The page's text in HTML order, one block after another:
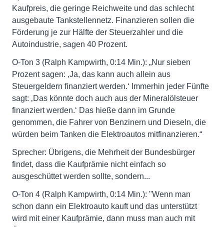
Kaufpreis, die geringe Reichweite und das schlecht
ausgebaute Tankstellennetz. Finanzieren sollen die
Förderung je zur Hälfte der Steuerzahler und die
Autoindustrie, sagen 40 Prozent.
O-Ton 3 (Ralph Kampwirth, 0:14 Min.): „Nur sieben
Prozent sagen: ‚Ja, das kann auch allein aus
Steuergeldern finanziert werden.‘ Immerhin jeder Fünfte
sagt: ‚Das könnte doch auch aus der Mineralölsteuer
finanziert werden.‘ Das hieße dann im Grunde
genommen, die Fahrer von Benzinern und Dieseln, die
würden beim Tanken die Elektroautos mitfinanzieren.“
Sprecher: Übrigens, die Mehrheit der Bundesbürger
findet, dass die Kaufprämie nicht einfach so
ausgeschüttet werden sollte, sondern...
O-Ton 4 (Ralph Kampwirth, 0:14 Min.): "Wenn man
schon dann ein Elektroauto kauft und das unterstützt
wird mit einer Kaufprämie, dann muss man auch mit